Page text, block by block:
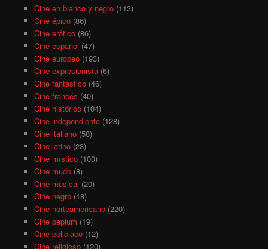
Cine en blanco y negro(113)
Cine épico(86)
Cine erótico(86)
Cine español (47)
Cine europeo(193)
Cine expresionista(6)
Cine fantástico(46)
Cine francés (40)
Cine histórico(104)
Cine independiente(128)
Cine italiano(58)
Cine latino(23)
Cine místico(100)
Cine mudo(8)
Cine musical (20)
Cine negro(18)
Cine norteamericano(220)
Cine peplum (19)
Cine policiaco(12)
Cine religioso(120)